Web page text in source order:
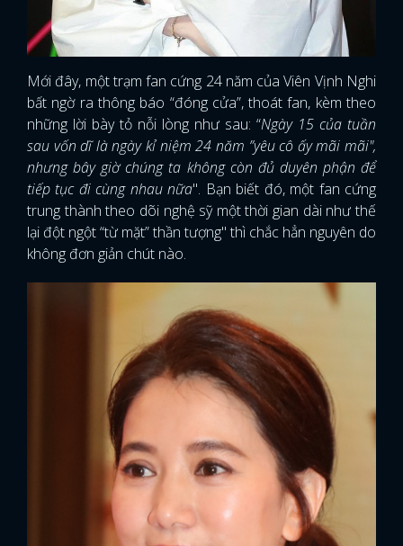
Mới đây, một trạm fan cứng 24 năm của Viên Vịnh Nghi
bất ngờ ra thông báo “đóng cửa”, thoát fan, kèm theo
những lời bày tỏ nỗi lòng như sau: “Ngày 15 của tuần
sau vốn dĩ là ngày kỉ niệm 24 năm ”yêu cô ấy mãi mãi",
nhưng bây giờ chúng ta không còn đủ duyên phận để
tiếp tục đi cùng nhau nữa". Bạn biết đó, một fan cứng
trung thành theo dõi nghệ sỹ một thời gian dài như thế
lại đột ngột “từ mặt” thần tượng" thì chắc hẳn nguyên do
không đơn giản chút nào.